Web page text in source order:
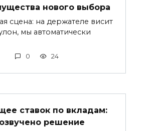
нового выбора
сцена: на держателе висит
мы автоматически
0 24
ставок по вкладам:
озвучено решение